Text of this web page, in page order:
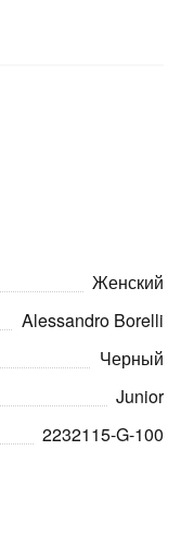
Женский
Alessandro Borelli
Черный
Junior
2232115-G-100